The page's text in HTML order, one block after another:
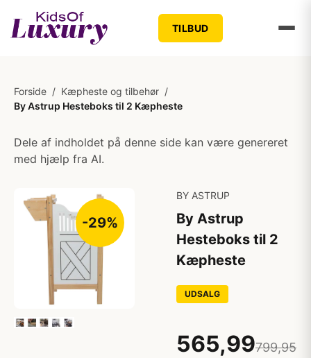
TILBUD
Forside / Kæpheste og tilbehør /
By Astrup Hesteboks til 2 Kæpheste
Dele af indholdet på denne side kan være genereret
med hjælp fra AI.
-29%
BY ASTRUP
By Astrup
Hesteboks til 2
Kæpheste
UDSALG
565,99799,95